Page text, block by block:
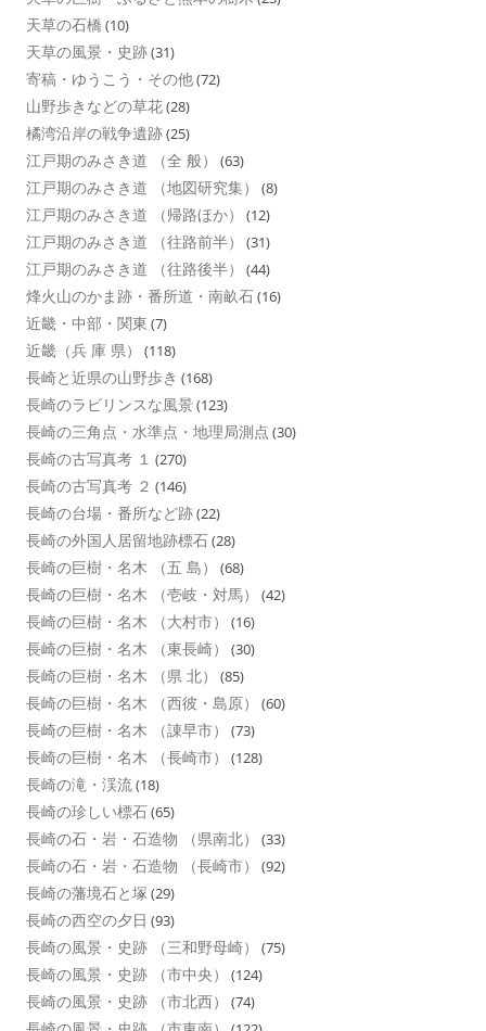
天草の石橋 (10)
天草の風景・史跡(31)
寄稿・ゆうこう・その他(72)
山野歩きなどの草花(28)
橘湾沿岸の戦争遺跡(25)
江戸期のみさき道 （全 般） (63)
江戸期のみさき道 （地図研究集） (8)
江戸期のみさき道 （帰路ほか） (12)
江戸期のみさき道 （往路前半） (31)
江戸期のみさき道 （往路後半） (44)
烽火山のかま跡・番所道・南畝石(16)
近畿・中部・関東 (7)
近畿（兵 庫 県） (118)
長崎と近県の山野歩き (168)
長崎のラビリンスな風景 (123)
長崎の三角点・水準点・地理局測点 (30)
長崎の古写真考 １ (270)
長崎の古写真考 ２ (146)
長崎の台場・番所など跡(22)
長崎の外国人居留地跡標石(28)
長崎の巨樹・名木 （五 島） (68)
長崎の巨樹・名木 （壱岐・対馬） (42)
長崎の巨樹・名木 （大村市） (16)
長崎の巨樹・名木 （東長崎） (30)
長崎の巨樹・名木 （県 北） (85)
長崎の巨樹・名木 （西彼・島原） (60)
長崎の巨樹・名木 （諌早市） (73)
長崎の巨樹・名木 （長崎市） (128)
長崎の滝・渓流(18)
長崎の珍しい標石(65)
長崎の石・岩・石造物 （県南北） (33)
長崎の石・岩・石造物 （長崎市） (92)
長崎の藩境石と塚 (29)
長崎の西空の夕日 (93)
長崎の風景・史跡 （三和野母崎） (75)
長崎の風景・史跡 （市中央） (124)
長崎の風景・史跡 （市北西） (74)